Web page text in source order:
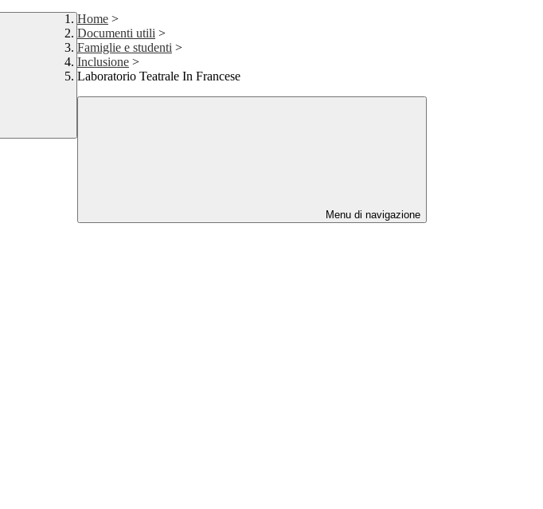
Home >
Documenti utili >
Famiglie e studenti >
Inclusione >
Laboratorio Teatrale In Francese
Menu di navigazione